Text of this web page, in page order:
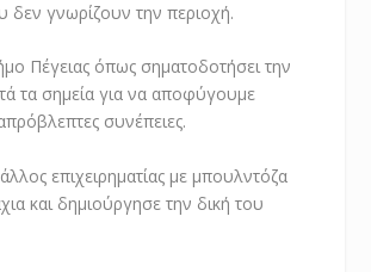
δεν γνωρίζουν την περιοχή.
Πέγειας όπως σηματοδοτήσει την
τα σημεία για να αποφύγουμε
συνέπειες.
επιχειρηματίας με μπουλντόζα
και δημιούργησε την δική του